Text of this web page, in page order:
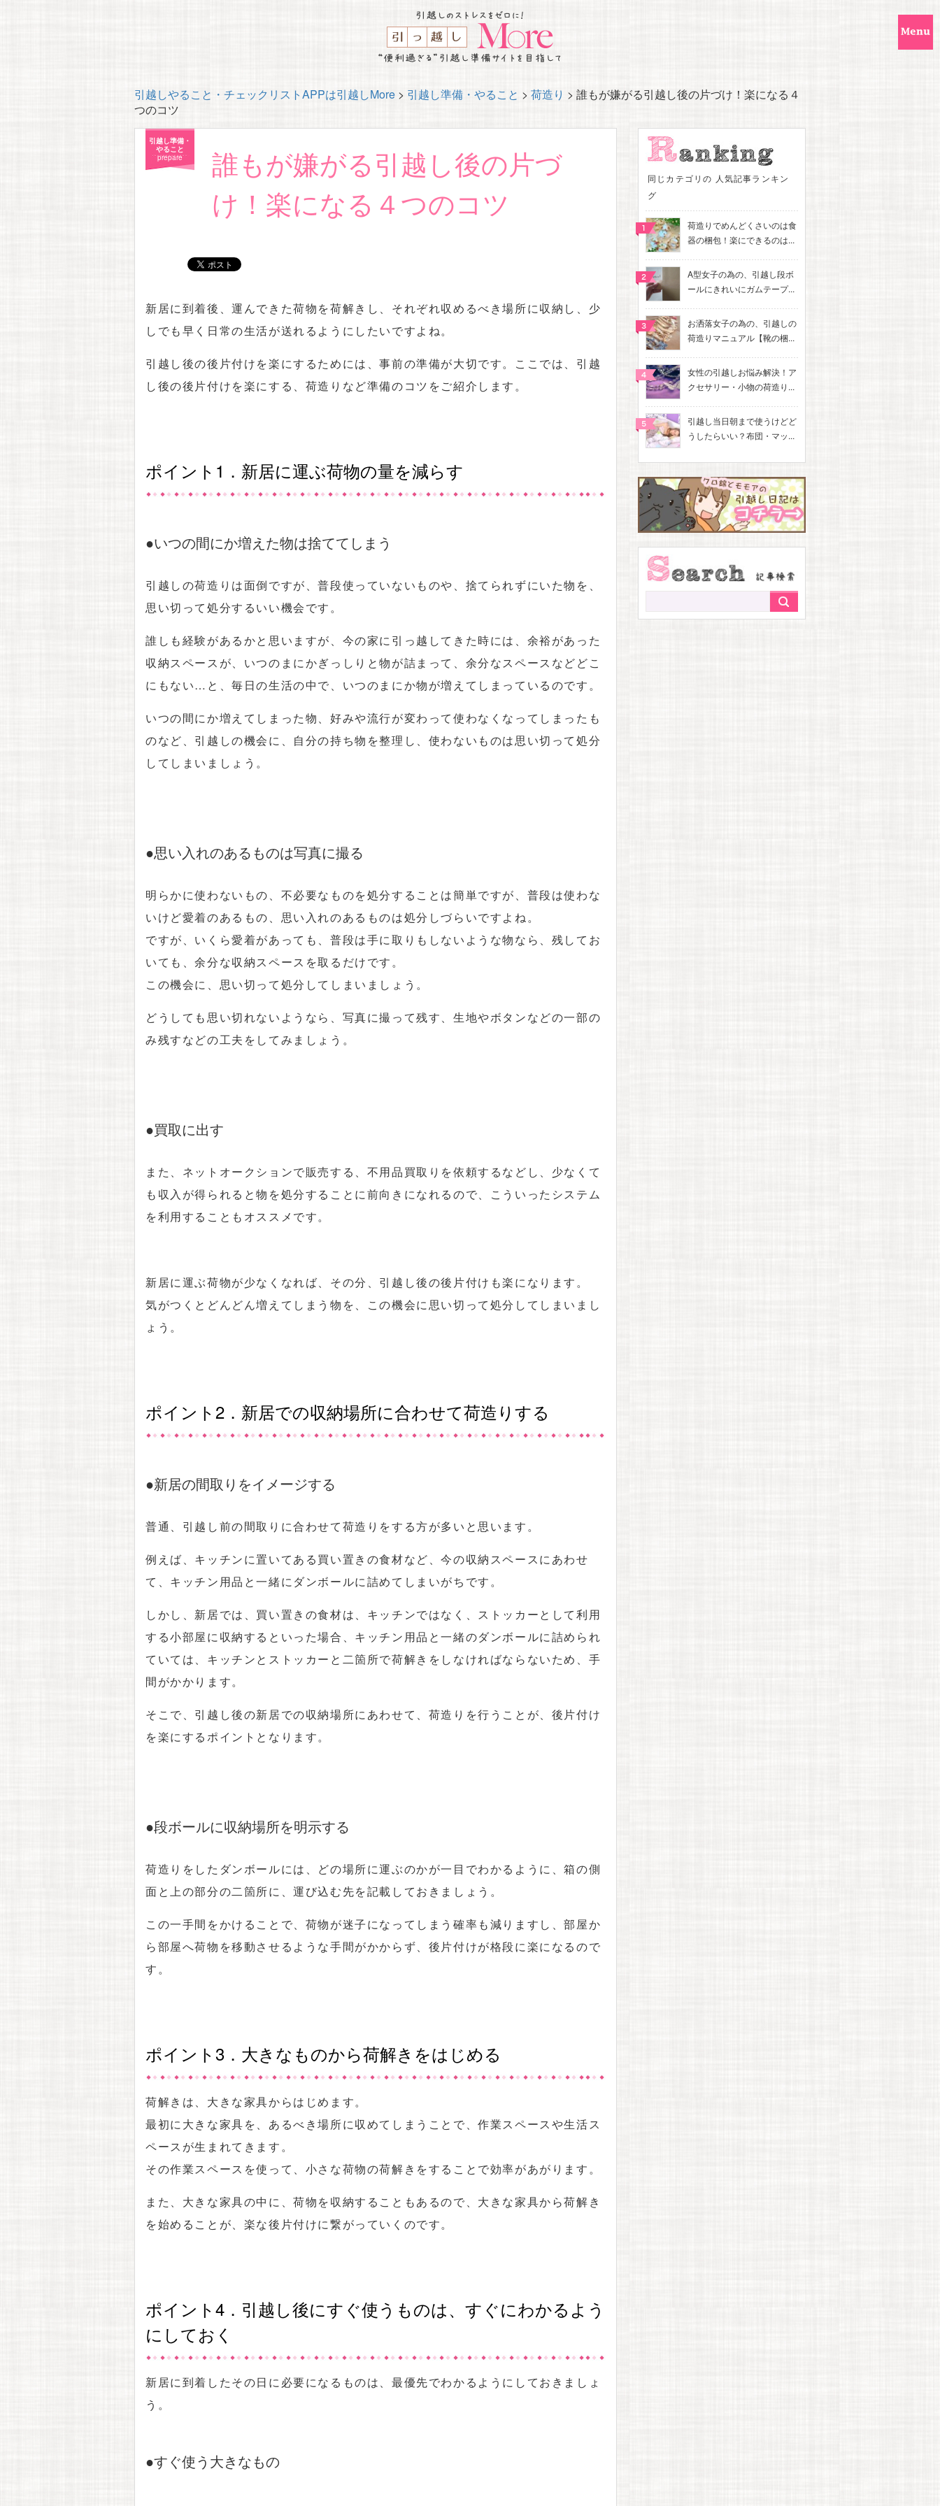
引越しやること・チェックリストAPPは引越しMore > 引越し準備・やること > 荷造り > 誰もが嫌がる引越し後の片づけ！楽になる４
つのコツ
引越し準備・
やること
prepare
誰もが嫌がる引越し後の片づ
け！楽になる４つのコツ
新居に到着後、運んできた荷物を荷解きし、それぞれ収めるべき場所に収納し、少
しでも早く日常の生活が送れるようにしたいですよね。
引越し後の後片付けを楽にするためには、事前の準備が大切です。ここでは、引越
し後の後片付けを楽にする、荷造りなど準備のコツをご紹介します。
ポイント1．新居に運ぶ荷物の量を減らす
●いつの間にか増えた物は捨ててしまう
引越しの荷造りは面倒ですが、普段使っていないものや、捨てられずにいた物を、
思い切って処分するいい機会です。
誰しも経験があるかと思いますが、今の家に引っ越してきた時には、余裕があった
収納スペースが、いつのまにかぎっしりと物が詰まって、余分なスペースなどどこ
にもない…と、毎日の生活の中で、いつのまにか物が増えてしまっているのです。
いつの間にか増えてしまった物、好みや流行が変わって使わなくなってしまったも
のなど、引越しの機会に、自分の持ち物を整理し、使わないものは思い切って処分
してしまいましょう。
●思い入れのあるものは写真に撮る
明らかに使わないもの、不必要なものを処分することは簡単ですが、普段は使わな
いけど愛着のあるもの、思い入れのあるものは処分しづらいですよね。
ですが、いくら愛着があっても、普段は手に取りもしないような物なら、残してお
いても、余分な収納スペースを取るだけです。
この機会に、思い切って処分してしまいましょう。
どうしても思い切れないようなら、写真に撮って残す、生地やボタンなどの一部の
み残すなどの工夫をしてみましょう。
●買取に出す
また、ネットオークションで販売する、不用品買取りを依頼するなどし、少なくて
も収入が得られると物を処分することに前向きになれるので、こういったシステム
を利用することもオススメです。
新居に運ぶ荷物が少なくなれば、その分、引越し後の後片付けも楽になります。
気がつくとどんどん増えてしまう物を、この機会に思い切って処分してしまいまし
ょう。
ポイント2．新居での収納場所に合わせて荷造りする
●新居の間取りをイメージする
普通、引越し前の間取りに合わせて荷造りをする方が多いと思います。
例えば、キッチンに置いてある買い置きの食材など、今の収納スペースにあわせ
て、キッチン用品と一緒にダンボールに詰めてしまいがちです。
しかし、新居では、買い置きの食材は、キッチンではなく、ストッカーとして利用
する小部屋に収納するといった場合、キッチン用品と一緒のダンボールに詰められ
ていては、キッチンとストッカーと二箇所で荷解きをしなければならないため、手
間がかかります。
そこで、引越し後の新居での収納場所にあわせて、荷造りを行うことが、後片付け
を楽にするポイントとなります。
●段ボールに収納場所を明示する
荷造りをしたダンボールには、どの場所に運ぶのかが一目でわかるように、箱の側
面と上の部分の二箇所に、運び込む先を記載しておきましょう。
この一手間をかけることで、荷物が迷子になってしまう確率も減りますし、部屋か
ら部屋へ荷物を移動させるような手間がかからず、後片付けが格段に楽になるので
す。
ポイント3．大きなものから荷解きをはじめる
荷解きは、大きな家具からはじめます。
最初に大きな家具を、あるべき場所に収めてしまうことで、作業スペースや生活ス
ペースが生まれてきます。
その作業スペースを使って、小さな荷物の荷解きをすることで効率があがります。
また、大きな家具の中に、荷物を収納することもあるので、大きな家具から荷解き
を始めることが、楽な後片付けに繋がっていくのです。
ポイント4．引越し後にすぐ使うものは、すぐにわかるよう
にしておく
新居に到着したその日に必要になるものは、最優先でわかるようにしておきましょ
う。
●すぐ使う大きなもの
同じカテゴリの 人気記事ランキン
グ
荷造りでめんどくさいのは食
器の梱包！楽にできるのは...
A型女子の為の、引越し段ボ
ールにきれいにガムテープ...
お洒落女子の為の、引越しの
荷造りマニュアル【靴の梱...
女性の引越しお悩み解決！ア
クセサリー・小物の荷造り...
引越し当日朝まで使うけどど
うしたらいい？布団・マッ...